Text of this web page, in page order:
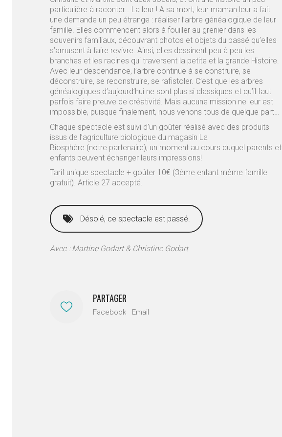
particulière à raconter… La leur ! A sa mort, leur maman leur a fait
une demande un peu étrange : réaliser l’arbre généalogique de leur
famille. Elles commencent alors à fouiller au grenier dans les
souvenirs familiaux, découvrant photos et objets du passé qu’elles
s’amusent à faire revivre. Ainsi, elles dessinent peu à peu les
branches et les racines qui traversent la petite et la grande Histoire.
Avec leur descendance, l’arbre continue à se construire, se
déconstruire, se reconstruire, se rafistoler. C’est que les arbres
généalogiques d’aujourd’hui ne sont plus si classiques et qu’il faut
parfois faire preuve de créativité. Mais aucune mission ne leur est
impossible, puisque finalement, nous venons tous de quelque part…
Chaque spectacle est suivi d’un goûter réalisé avec des produits
issus de l’agriculture biologique du magasin La
Biosphère (notre partenaire), un moment au cours duquel parents et
enfants peuvent échanger leurs impressions!
Tarif unique spectacle + goûter 10€ (3ème enfant même famille
gratuit). Article 27 accepté.
Désolé, ce spectacle est passé.
Avec : Martine Godart & Christine Godart
PARTAGER
Facebook Email